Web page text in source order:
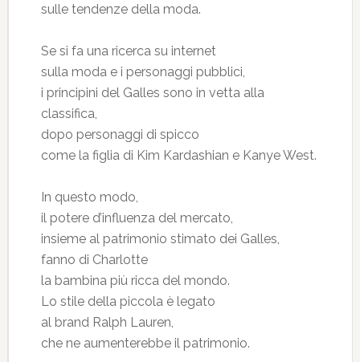
sulle tendenze della moda.
Se si fa una ricerca su internet
sulla moda e i personaggi pubblici,
i principini del Galles sono in vetta alla
classifica,
dopo personaggi di spicco
come la figlia di Kim Kardashian e Kanye West.
In questo modo,
il potere d’influenza del mercato,
insieme al patrimonio stimato dei Galles,
fanno di Charlotte
la bambina più ricca del mondo.
Lo stile della piccola è legato
al brand Ralph Lauren,
che ne aumenterebbe il patrimonio.